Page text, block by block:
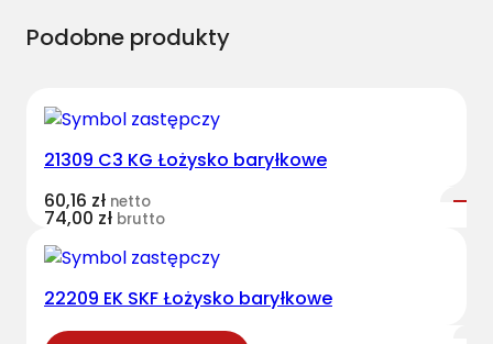
Podobne produkty
21309 C3 KG Łożysko baryłkowe
60,16 zł netto
74,00 zł brutto
22209 EK SKF Łożysko baryłkowe